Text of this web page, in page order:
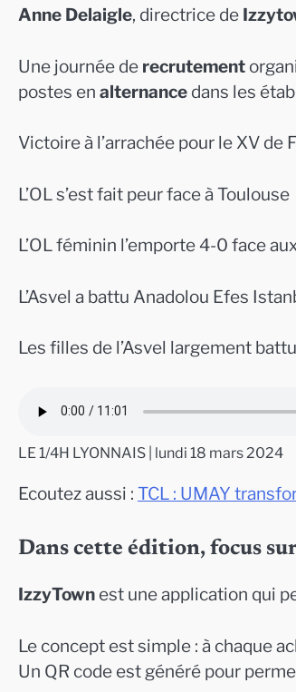
Anne Delaigle, directrice de
Une journée de recrutement
postes en alternance dans les
Victoire à l’arrachée pour le XV de
L’OL s’est fait peur face à Toulouse
L’OL féminin l’emporte 4-0 face
L’Asvel a battu Anadolou Efes
Les filles de l’Asvel largement
LE 1/4H LYONNAIS | lundi 18 mars 2024
Ecoutez aussi : TCL : UMAY
Dans cette édition, focus
IzzyTown est une application qui
Le concept est simple : à chaque
Un QR code est généré pour